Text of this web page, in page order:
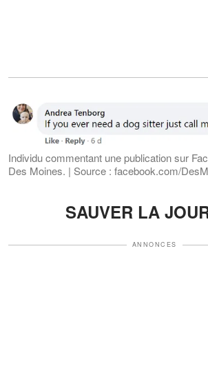
Individu commentant une publication sur
Des Moines. | Source : facebook.com/
SAUVER LA
ANNONCES